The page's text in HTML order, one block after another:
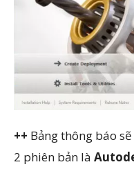
++ Bảng thông báo
2 phiên bản là